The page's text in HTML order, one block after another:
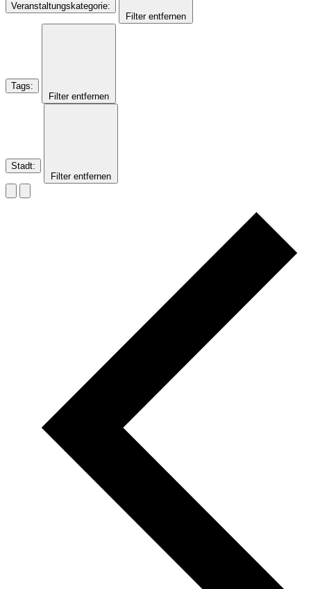
Veranstaltungskategorie:
Filter entfernen
Tags:
Filter entfernen
Stadt:
Filter entfernen